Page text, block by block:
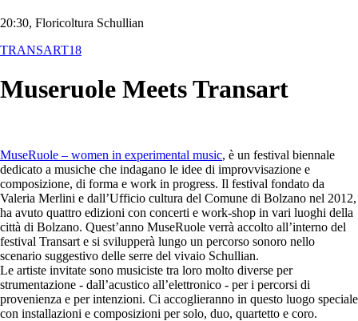
20:30, Floricoltura Schullian
TRANSART18
Museruole Meets Transart
MuseRuole – women in experimental music, è un festival biennale
dedicato a musiche che indagano le idee di improvvisazione e
composizione, di forma e work in progress. Il festival fondato da
Valeria Merlini e dall’Ufficio cultura del Comune di Bolzano nel 2012,
ha avuto quattro edizioni con concerti e work-shop in vari luoghi della
città di Bolzano. Quest’anno MuseRuole verrà accolto all’interno del
festival Transart e si svilupperà lungo un percorso sonoro nello
scenario suggestivo delle serre del vivaio Schullian.
Le artiste invitate sono musiciste tra loro molto diverse per
strumentazione - dall’acustico all’elettronico - per i percorsi di
provenienza e per intenzioni. Ci accoglieranno in questo luogo speciale
con installazioni e composizioni per solo, duo, quartetto e coro.